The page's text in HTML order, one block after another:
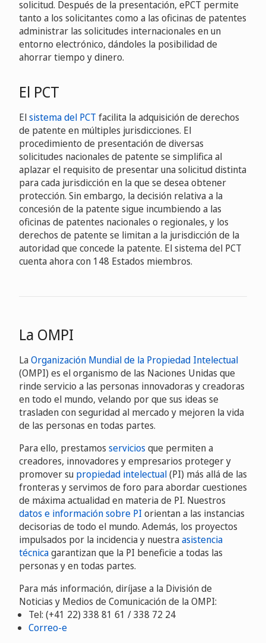
solicitud. Después de la presentación, ePCT permite
tanto a los solicitantes como a las oficinas de patentes
administrar las solicitudes internacionales en un
entorno electrónico, dándoles la posibilidad de
ahorrar tiempo y dinero.
El PCT
Elsistema del PCT facilita la adquisición de derechos
de patente en múltiples jurisdicciones. El
procedimiento de presentación de diversas
solicitudes nacionales de patente se simplifica al
aplazar el requisito de presentar una solicitud distinta
para cada jurisdicción en la que se desea obtener
protección. Sin embargo, la decisión relativa a la
concesión de la patente sigue incumbiendo a las
oficinas de patentes nacionales o regionales, y los
derechos de patente se limitan a la jurisdicción de la
autoridad que concede la patente. El sistema del PCT
cuenta ahora con 148 Estados miembros.
La OMPI
LaOrganización Mundial de la Propiedad Intelectual
(OMPI) es el organismo de las Naciones Unidas que
rinde servicio a las personas innovadoras y creadoras
en todo el mundo, velando por que sus ideas se
trasladen con seguridad al mercado y mejoren la vida
de las personas en todas partes.
Para ello, prestamos servicios que permiten a
creadores, innovadores y empresarios proteger y
promover su propiedad intelectual(PI) más allá de las
fronteras y servimos de foro para abordar cuestiones
de máxima actualidad en materia de PI. Nuestros
datos e información sobre PI orientan a las instancias
decisorias de todo el mundo. Además, los proyectos
impulsados por la incidencia y nuestraasistencia
técnicagarantizan que la PI beneficie a todas las
personas y en todas partes.
Para más información, diríjase a la División de
Noticias y Medios de Comunicación de la OMPI:
Tel: (+41 22) 338 81 61 / 338 72 24
Correo-e